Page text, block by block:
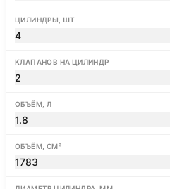
ЦИЛИНДРЫ, ШТ
4
КЛАПАНОВ НА ЦИЛИНДР
2
ОБЪЁМ, Л
1.8
ОБЪЁМ, СМ³
1783